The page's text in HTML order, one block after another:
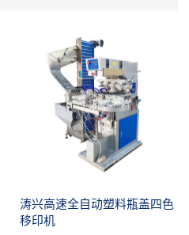
涛兴高速全自动塑料瓶盖四色
移印机